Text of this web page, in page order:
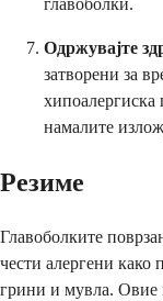
главоболки.
Одржувајте
затворени за
хипоалергиска
намалите
Резиме
Главоболките
чести алергени
грини и мувла. Овие